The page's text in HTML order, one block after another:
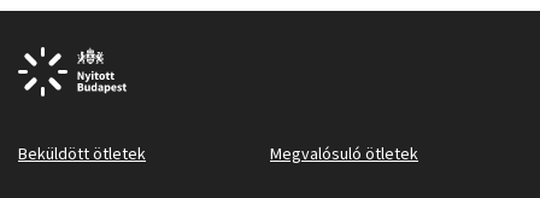
Beküldött ötletek Megvalósuló ötletek